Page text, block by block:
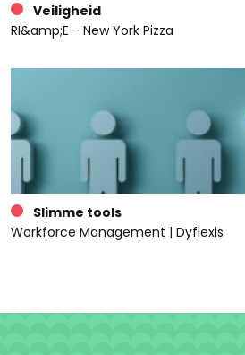
Veiligheid
RI&amp;E - New York Pizza
Slimme tools
Workforce Management | Dyflexis